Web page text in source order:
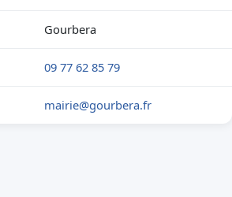
Gourbera
09 77 62 85 79
mairie@gourbera.fr